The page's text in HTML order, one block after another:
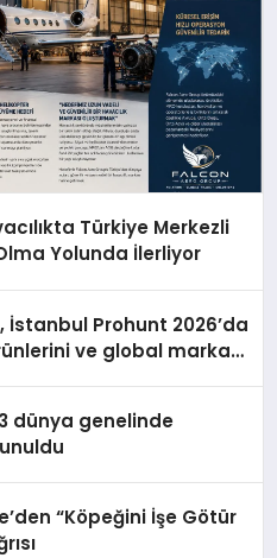
Türkiye Merkezli
Yolunda İlerliyor
İstanbul Prohunt 2026’da
ve global marka
dünya genelinde
“Köpeğini İşe Götür